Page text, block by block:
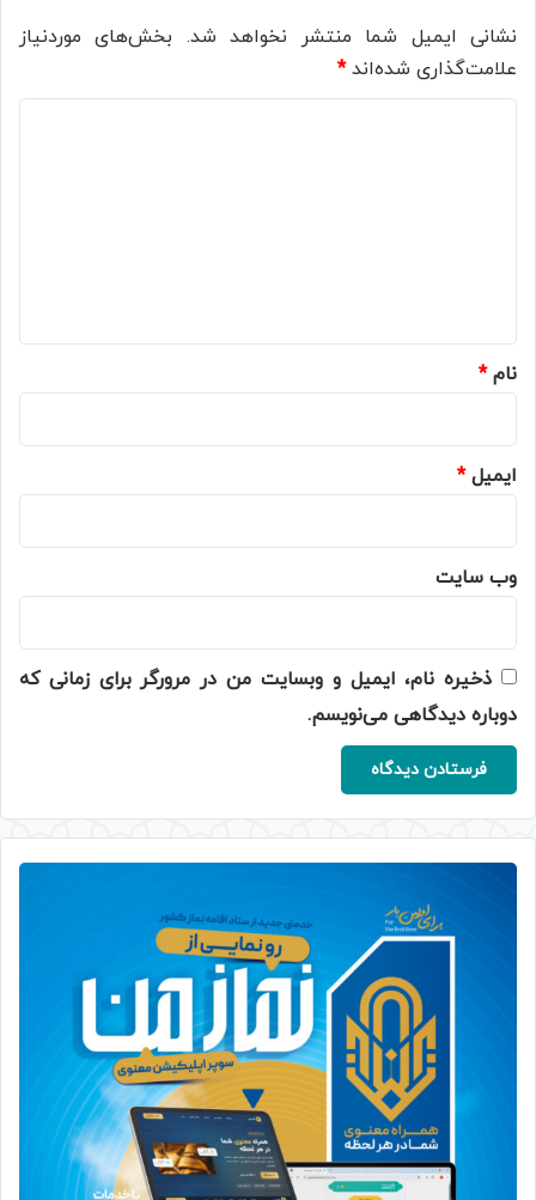
نشانی ایمیل شما منتشر نخواهد شد. بخش‌های موردنیاز
علامت‌گذاری شده‌اند*
نام*
ایمیل*
وب‌ سایت
ذخیره نام، ایمیل و وبسایت من در مرورگر برای زمانی که
دوباره دیدگاهی می‌نویسم.